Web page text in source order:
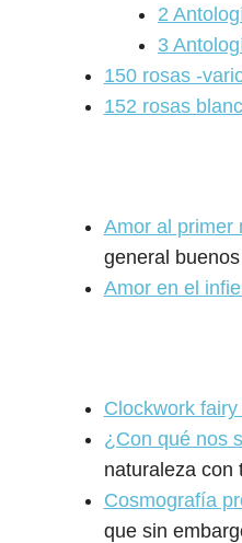
2
3
150 rosas -
152 rosas
Amor al primer
general buenos
Amor en el
Clockwork
¿Con qué nos
naturaleza con
Cosmografía
que sin